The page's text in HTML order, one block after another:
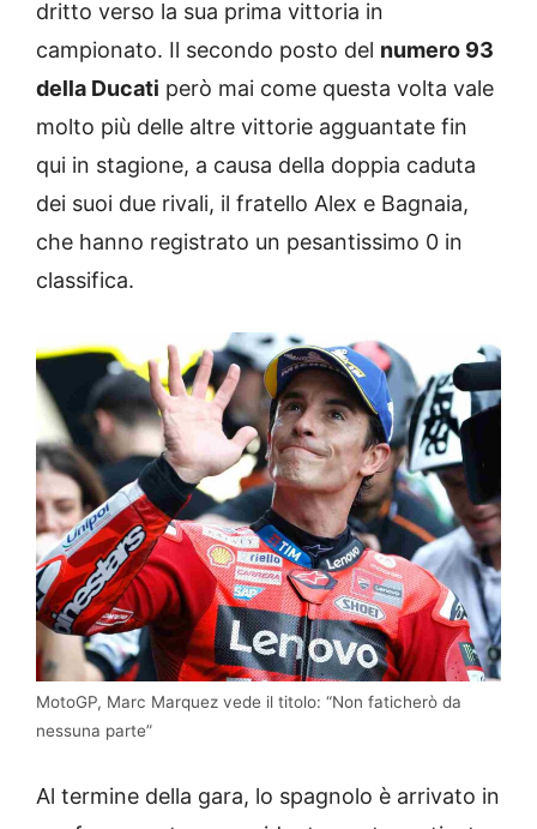
dritto verso la sua prima vittoria in
campionato. Il secondo posto del numero 93
della Ducati però mai come questa volta vale
molto più delle altre vittorie agguantate fin
qui in stagione, a causa della doppia caduta
dei suoi due rivali, il fratello Alex e Bagnaia,
che hanno registrato un pesantissimo 0 in
classifica.
MotoGP, Marc Marquez vede il titolo: “Non faticherò da
nessuna parte”
Al termine della gara, lo spagnolo è arrivato in